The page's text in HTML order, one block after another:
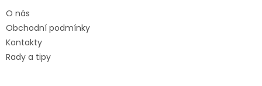
O nás
Obchodní podmínky
Kontakty
Rady a tipy